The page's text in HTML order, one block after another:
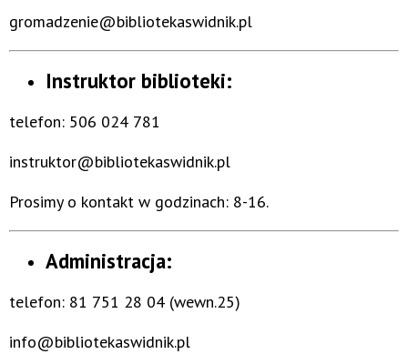
gromadzenie@bibliotekaswidnik.pl
Instruktor biblioteki:
telefon: 506 024 781
instruktor@bibliotekaswidnik.pl
Prosimy o kontakt w godzinach: 8-16.
Administracja:
telefon: 81 751 28 04 (wewn.25)
info@bibliotekaswidnik.pl